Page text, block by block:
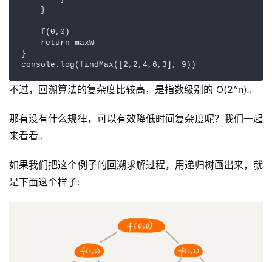
}
console.log(findMax([2,2,4,6,3], 9))
不过，回溯算法的复杂度比较高，是指数级别的 O(2^n)。
那有没有什么规律，可以有效降低时间复杂度呢？我们一起
来看看。
如果我们把这个例子的回溯求解过程，用递归树画出来，就
是下面这个样子: